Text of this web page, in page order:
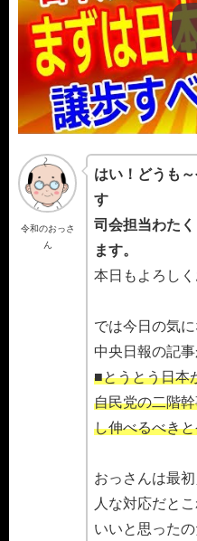
令和のおっさ
ん
はい！どうも
す
司会担当わた
ます。
本日もよろしく
では今日の気
中央日報の記事
■とうとう日本
自民党の二階
し伸べるべき
おっさんは最
人な対応だと
いいと思ったの